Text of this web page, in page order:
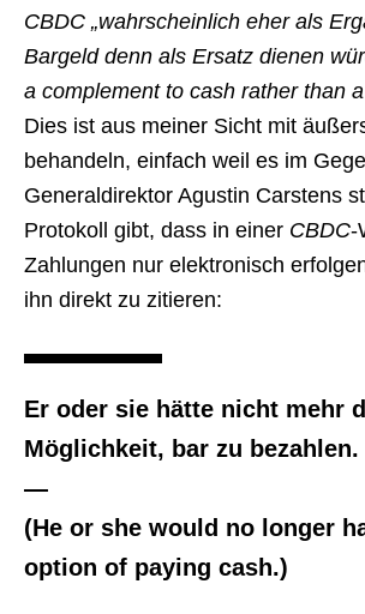
CBDC „wahrscheinlich eher als
Bargeld denn als Ersatz dienen
a complement to cash rather than
Dies ist aus meiner Sicht mit
behandeln, einfach weil es im
Generaldirektor Agustin Carstens
Protokoll gibt, dass in einer CBDC-
Zahlungen nur elektronisch
ihn direkt zu zitieren:
Er oder sie hätte nicht mehr
Möglichkeit, bar zu bezahlen.
—
(He or she would no longer
option of paying cash.)